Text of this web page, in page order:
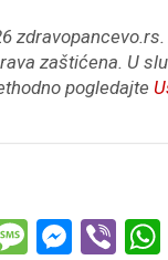
zaštićena. U
pogledajte
M M Vi